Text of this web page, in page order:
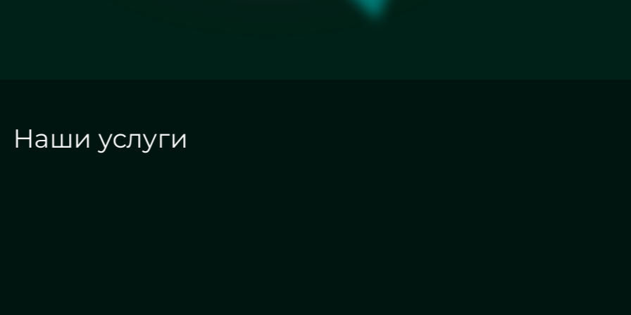
Наши услуги